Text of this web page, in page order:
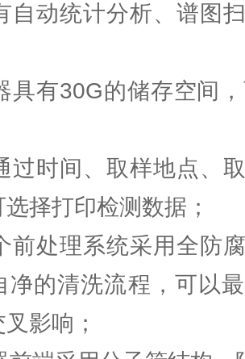
自动统计分析、谱图
具有30G的储存空间
过时间、取样地点、
择打印检测数据；
前处理系统采用全防
净的清洗流程，可以
影响；